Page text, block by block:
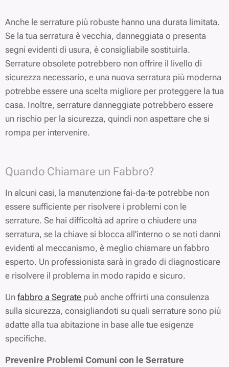
Anche le serrature più robuste hanno una durata limitata.
Se la tua serratura è vecchia, danneggiata o presenta
segni evidenti di usura, è consigliabile sostituirla.
Serrature obsolete potrebbero non offrire il livello di
sicurezza necessario, e una nuova serratura più moderna
potrebbe essere una scelta migliore per proteggere la tua
casa. Inoltre, serrature danneggiate potrebbero essere
un rischio per la sicurezza, quindi non aspettare che si
rompa per intervenire.
Quando Chiamare un Fabbro?
In alcuni casi, la manutenzione fai-da-te potrebbe non
essere sufficiente per risolvere i problemi con le
serrature. Se hai difficoltà ad aprire o chiudere una
serratura, se la chiave si blocca all'interno o se noti danni
evidenti al meccanismo, è meglio chiamare un fabbro
esperto. Un professionista sarà in grado di diagnosticare
e risolvere il problema in modo rapido e sicuro.
Un fabbro a Segrate può anche offrirti una consulenza
sulla sicurezza, consigliandoti su quali serrature sono più
adatte alla tua abitazione in base alle tue esigenze
specifiche.
Prevenire Problemi Comuni con le Serrature